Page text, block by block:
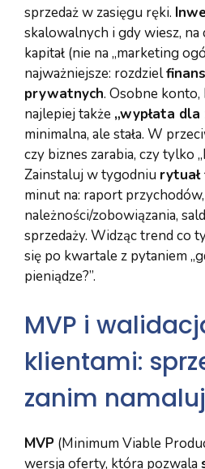
sprzedaż w zasięgu ręki.
skalowalnych i gdy wiesz,
kapitał (nie na „marketing
najważniejsze: rozdziel
prywatnych. Osobne konto,
najlepiej także „wypłata dla
minimalna, ale stała. W
czy biznes zarabia, czy tylko
Zainstaluj w tygodniu
minut na: raport
należności/zobowiązania,
sprzedaży. Widząc trend co
się po kwartale z pytaniem
pieniądze?”.
MVP i
klientami:
zanim
MVP (Minimum Viable
wersja oferty, która pozwala